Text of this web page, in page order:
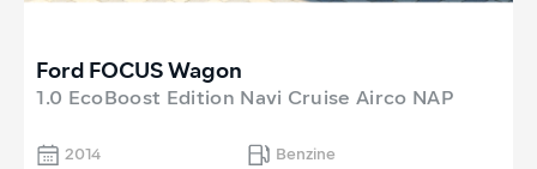
Ford FOCUS Wagon
1.0 EcoBoost Edition Navi Cruise Airco NAP
2014
Benzine